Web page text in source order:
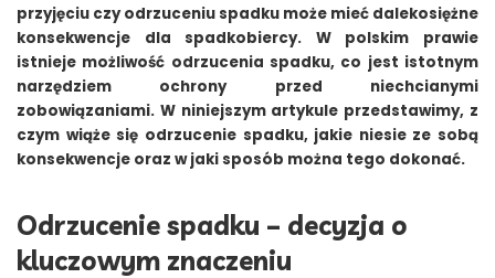
przyjęciu czy odrzuceniu spadku może mieć dalekosiężne
konsekwencje dla spadkobiercy. W polskim prawie
istnieje możliwość odrzucenia spadku, co jest istotnym
narzędziem ochrony przed niechcianymi
zobowiązaniami. W niniejszym artykule przedstawimy, z
czym wiąże się odrzucenie spadku, jakie niesie ze sobą
konsekwencje oraz w jaki sposób można tego dokonać.
Odrzucenie spadku – decyzja o
kluczowym znaczeniu